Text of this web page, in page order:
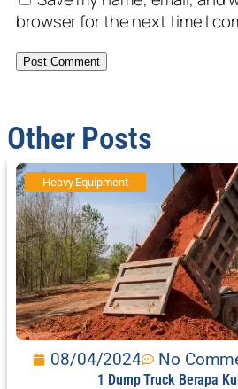
browser for the next time I
Other Posts
Heavy Equipment
08/04/2024 No
1 Dump Truck Berapa